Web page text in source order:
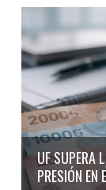
UF SUPERA
PRESIÓN